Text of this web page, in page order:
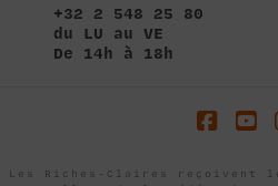
+32 2 548 25 80
du LU au VE
De 14h à 18h
Les Riches-Claires reçoivent